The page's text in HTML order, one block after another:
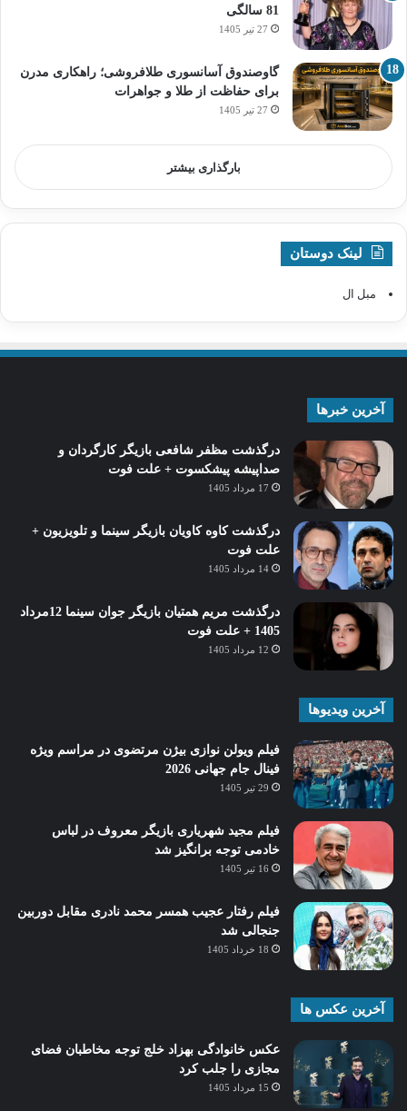
81 سالگی
27 تیر 1405
گاوصندوق آسانسوری طلافروشی؛ راهکاری مدرن
برای حفاظت از طلا و جواهرات
27 تیر 1405
بارگذاری بیشتر
لینک دوستان
مبل ال
آخرین خبرها
درگذشت مظفر شافعی بازیگر کارگردان و
صداپیشه پیشکسوت + علت فوت
17 مرداد 1405
درگذشت کاوه کاویان بازیگر سینما و تلویزیون +
علت فوت
14 مرداد 1405
درگذشت مریم همتیان بازیگر جوان سینما 12مرداد
1405 + علت فوت
12 مرداد 1405
آخرین ویدیوها
فیلم ویولن نوازی بیژن مرتضوی در مراسم ویژه
فینال جام جهانی 2026
29 تیر 1405
فیلم مجید شهریاری بازیگر معروف در لباس
خادمی توجه برانگیز شد
16 تیر 1405
فیلم رفتار عجیب همسر محمد نادری مقابل دوربین
جنجالی شد
18 خرداد 1405
آخرین عکس ها
عکس خانوادگی بهزاد خلج توجه مخاطبان فضای
مجازی را جلب کرد
15 مرداد 1405